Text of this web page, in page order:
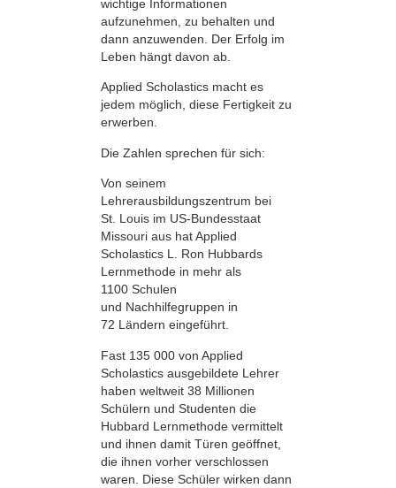
wichtige Informationen
aufzunehmen, zu behalten und
dann anzuwenden. Der Erfolg im
Leben hängt davon ab.
Applied Scholastics macht es
jedem möglich, diese Fertigkeit zu
erwerben.
Die Zahlen sprechen für sich:
Von seinem
Lehrerausbildungszentrum bei
St. Louis im US-Bundesstaat
Missouri aus hat Applied
Scholastics L. Ron Hubbards
Lernmethode in mehr als
1100 Schulen
und Nachhilfegruppen in
72 Ländern eingeführt.
Fast 135 000 von Applied
Scholastics ausgebildete Lehrer
haben weltweit 38 Millionen
Schülern und Studenten die
Hubbard Lernmethode vermittelt
und ihnen damit Türen geöffnet,
die ihnen vorher verschlossen
waren. Diese Schüler wirken dann